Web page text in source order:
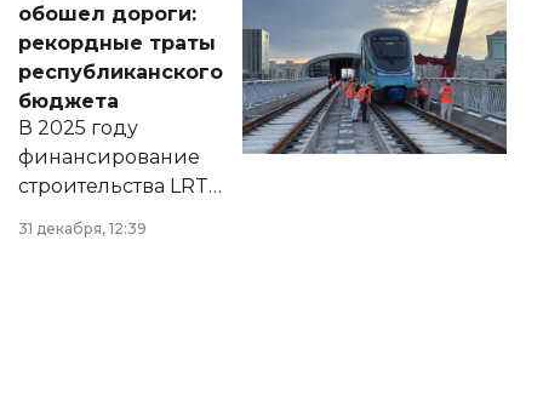
появился в базе
нормативных
правовых актов и
на сайте маслихат
города.
обошел дороги:
рекордные траты
республиканского
бюджета
В 2025 году
финансирование
строительства LRT
в Астане из
республиканского
31 декабря, 12:39